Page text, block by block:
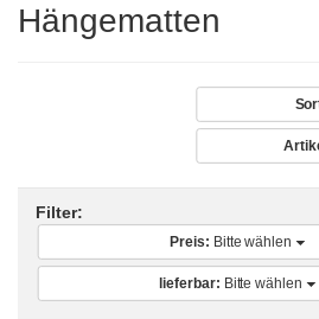
Hängematten
Filter:
Preis: Bitte wählen
lieferbar: Bitte wählen